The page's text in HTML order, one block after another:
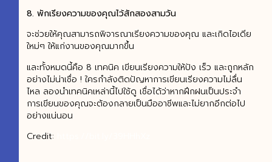
8. พักเรียงความของคุณไว้สักสองสามวัน
จะช่วยให้คุณสามารถพิจารณาเรียงความของคุณ และเกิดไอเดีย
ใหม่ๆ ให้แก่งานของคุณมากขึ้น
และทั้งหมดนี้คือ 8 เทคนิค เขียนเรียงความให้ปัง เร็ว และถูกหลัก
อย่างไม่น่าเชื่อ ! ใครกำลังติดปัญหาการเขียนเรียงความไม่ลื่น
ไหล ลองนำเทคนิคเหล่านี้ไปใช้ดู เชื่อได้ว่าหากฝึกฝนเป็นประจำ
การเขียนของคุณจะต้องกลายเป็นมืออาชีพและไม่ยากอีกต่อไป
อย่างแน่นอน
Credit: